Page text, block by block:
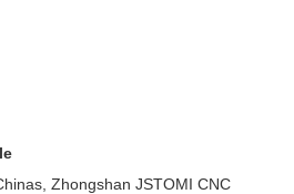
Zhongshan JSTOMI CNC